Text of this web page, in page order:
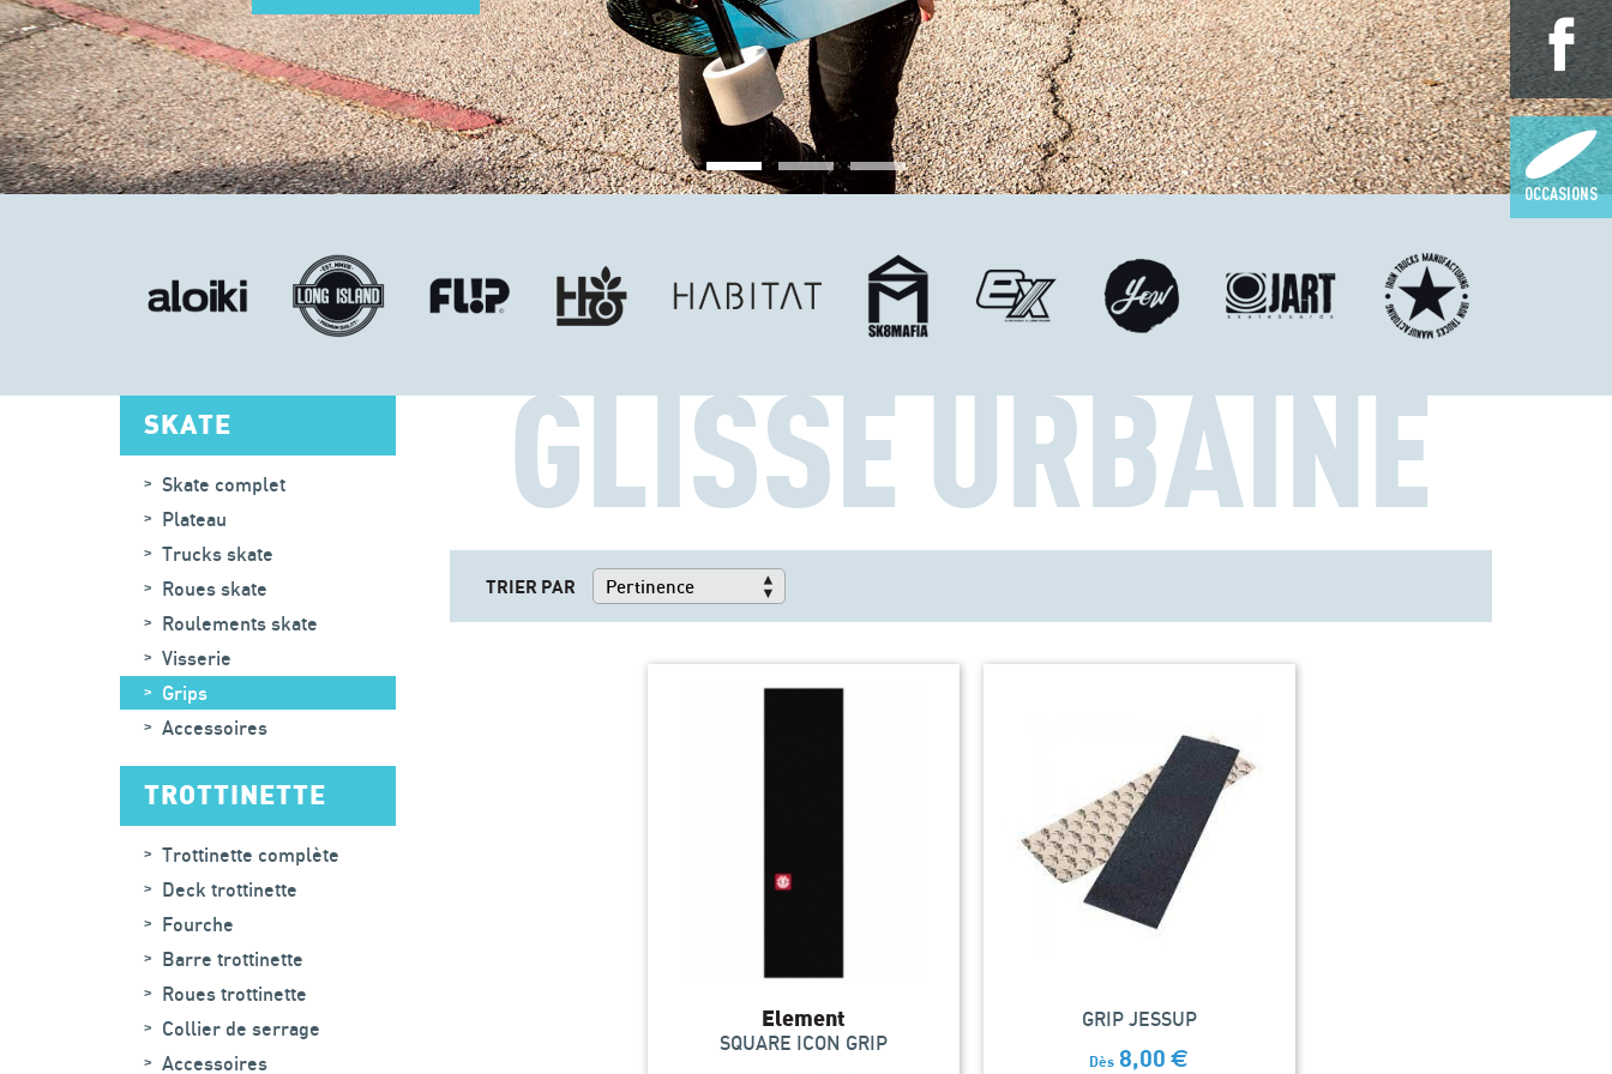
OCCASIONS
SKATE
Skate complet
Plateau
Trucks skate
Roues skate
Roulements skate
Visserie
Grips
Accessoires
TROTTINETTE
Trottinette complète
Deck trottinette
Fourche
Barre trottinette
Roues trottinette
Collier de serrage
Accessoires
GLISSE URBAINE
TRIER PAR
Element
SQUARE ICON GRIP
GRIP JESSUP
Dès 8,00 €